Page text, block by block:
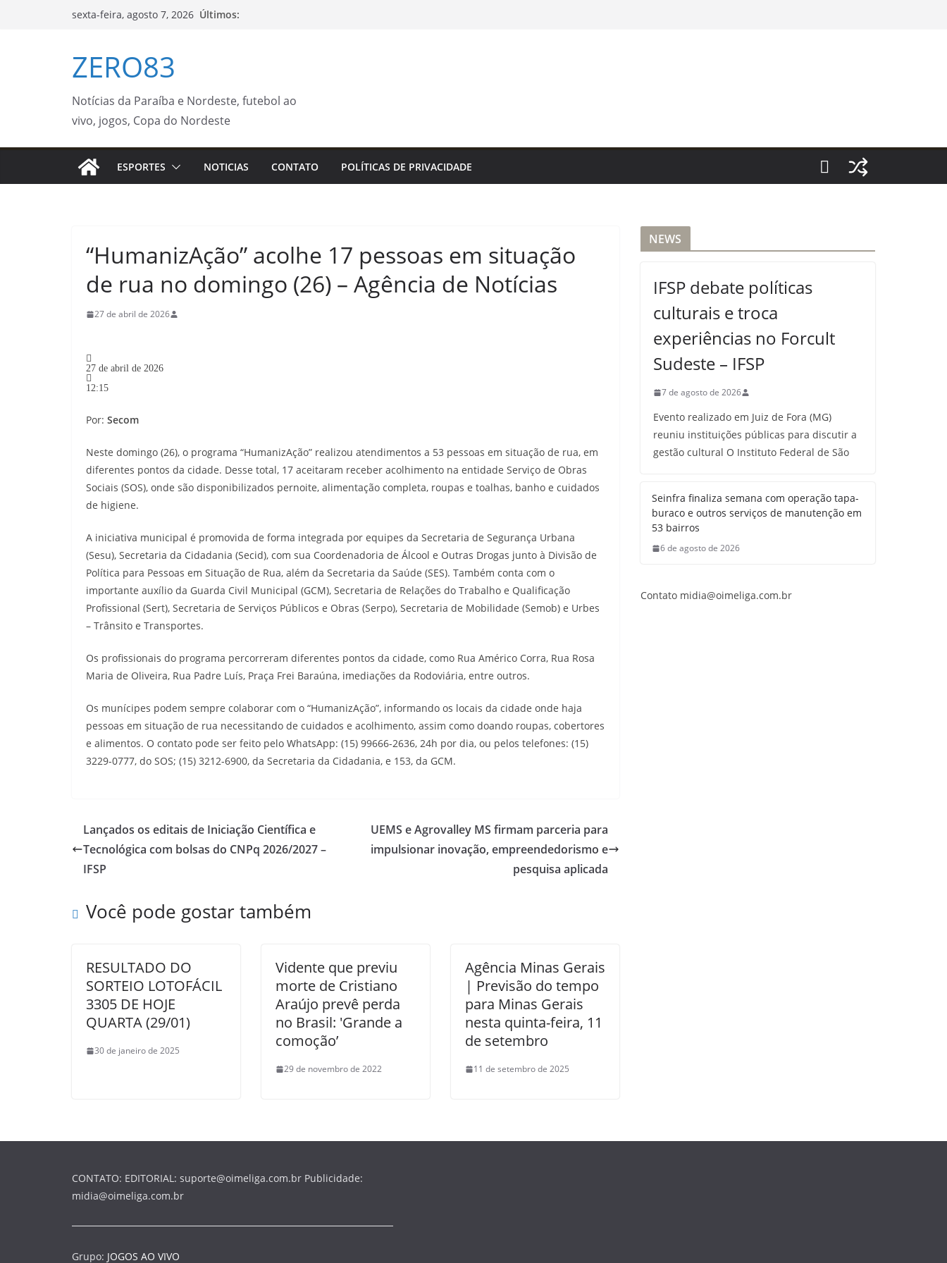
sexta-feira, agosto 7, 2026 Últimos:
ZERO83
Notícias da Paraíba e Nordeste, futebol ao
vivo, jogos, Copa do Nordeste
ESPORTES NOTICIAS CONTATO POLÍTICAS DE PRIVACIDADE
“HumanizAção” acolhe 17 pessoas em situação
de rua no domingo (26) – Agência de Notícias
27 de abril de 2026
27 de abril de 2026
12:15
Por: Secom
Neste domingo (26), o programa “HumanizAção” realizou atendimentos a 53 pessoas em situação de rua, em
diferentes pontos da cidade. Desse total, 17 aceitaram receber acolhimento na entidade Serviço de Obras
Sociais (SOS), onde são disponibilizados pernoite, alimentação completa, roupas e toalhas, banho e cuidados
de higiene.
A iniciativa municipal é promovida de forma integrada por equipes da Secretaria de Segurança Urbana
(Sesu), Secretaria da Cidadania (Secid), com sua Coordenadoria de Álcool e Outras Drogas junto à Divisão de
Política para Pessoas em Situação de Rua, além da Secretaria da Saúde (SES). Também conta com o
importante auxílio da Guarda Civil Municipal (GCM), Secretaria de Relações do Trabalho e Qualificação
Profissional (Sert), Secretaria de Serviços Públicos e Obras (Serpo), Secretaria de Mobilidade (Semob) e Urbes
– Trânsito e Transportes.
Os profissionais do programa percorreram diferentes pontos da cidade, como Rua Américo Corra, Rua Rosa
Maria de Oliveira, Rua Padre Luís, Praça Frei Baraúna, imediações da Rodoviária, entre outros.
Os munícipes podem sempre colaborar com o “HumanizAção”, informando os locais da cidade onde haja
pessoas em situação de rua necessitando de cuidados e acolhimento, assim como doando roupas, cobertores
e alimentos. O contato pode ser feito pelo WhatsApp: (15) 99666-2636, 24h por dia, ou pelos telefones: (15)
3229-0777, do SOS; (15) 3212-6900, da Secretaria da Cidadania, e 153, da GCM.
Lançados os editais de Iniciação Científica e
Tecnológica com bolsas do CNPq 2026/2027 –
IFSP
UEMS e Agrovalley MS firmam parceria para
impulsionar inovação, empreendedorismo e
pesquisa aplicada
Você pode gostar também
RESULTADO DO
SORTEIO LOTOFÁCIL
3305 DE HOJE
QUARTA (29/01)
30 de janeiro de 2025
Vidente que previu
morte de Cristiano
Araújo prevê perda
no Brasil: 'Grande a
comoção’
29 de novembro de 2022
Agência Minas Gerais
| Previsão do tempo
para Minas Gerais
nesta quinta-feira, 11
de setembro
11 de setembro de 2025
NEWS
IFSP debate políticas
culturais e troca
experiências no Forcult
Sudeste – IFSP
7 de agosto de 2026
Evento realizado em Juiz de Fora (MG)
reuniu instituições públicas para discutir a
gestão cultural O Instituto Federal de São
Seinfra finaliza semana com operação tapa-
buraco e outros serviços de manutenção em
53 bairros
6 de agosto de 2026
Contato midia@oimeliga.com.br
CONTATO: EDITORIAL: suporte@oimeliga.com.br Publicidade:
midia@oimeliga.com.br
Grupo: JOGOS AO VIVO